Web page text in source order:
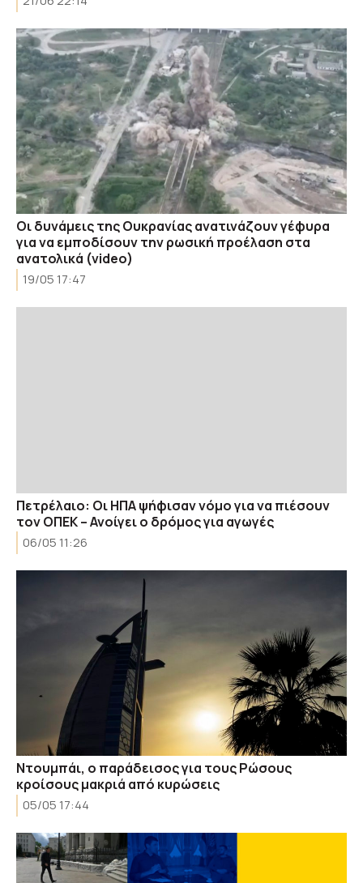
Οι δυνάμεις της Ουκρανίας ανατινάζουν γέφυρα
για να εμποδίσουν την ρωσική προέλαση στα
ανατολικά (video)
19/05 17:47
Πετρέλαιο: Οι ΗΠΑ ψήφισαν νόμο για να πιέσουν
τον ΟΠΕΚ – Ανοίγει ο δρόμος για αγωγές
06/05 11:26
Ντουμπάι, ο παράδεισος για τους Ρώσους
κροίσους μακριά από κυρώσεις
05/05 17:44